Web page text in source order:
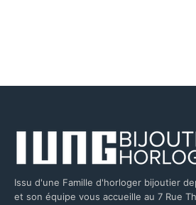
Issu d'une Famille d'horloger bijoutier
et son équipe vous accueille au 7 Rue